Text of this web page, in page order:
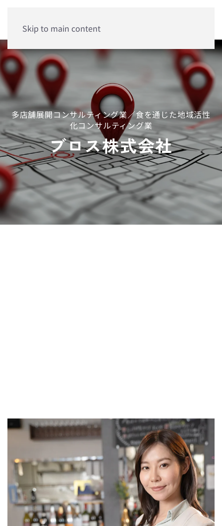
Skip to main content
多店舗展開コンサルティング業／食を通じた地域活性
化コンサルティング業
ブロス株式会社
23年の実務実績と多角的視点！
「フランチャイズ展開」で飲食店
事業を加速しませんか？